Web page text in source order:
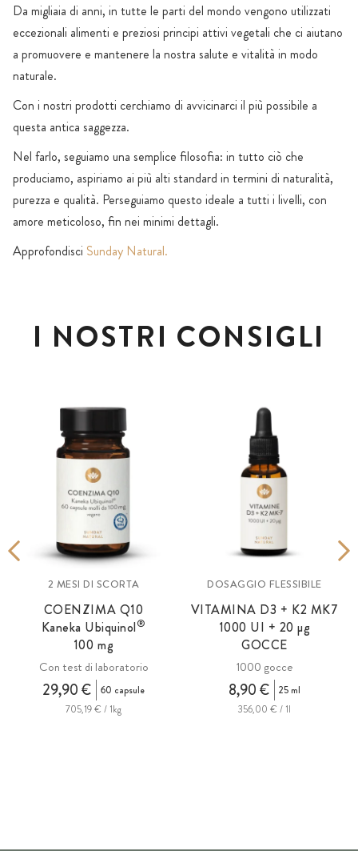
Da migliaia di anni, in tutte le parti del mondo vengono utilizzati
eccezionali alimenti e preziosi principi attivi vegetali che ci aiutano
a promuovere e mantenere la nostra salute e vitalità in modo
naturale.
Con i nostri prodotti cerchiamo di avvicinarci il più possibile a
questa antica saggezza.
Nel farlo, seguiamo una semplice filosofia: in tutto ciò che
produciamo, aspiriamo ai più alti standard in termini di naturalità,
purezza e qualità. Perseguiamo questo ideale a tutti i livelli, con
amore meticoloso, fin nei minimi dettagli.
Approfondisci Sunday Natural.
I NOSTRI CONSIGLI
2 MESI DI SCORTA
COENZIMA Q10
Kaneka Ubiquinol®
100 mg
Con test di laboratorio
29,90 €
60 capsule
705,19 € / 1kg
DOSAGGIO FLESSIBILE
VITAMINA D3 + K2 MK7
1000 UI + 20 µg
GOCCE
1000 gocce
8,90 €
25 ml
356,00 € / 1l